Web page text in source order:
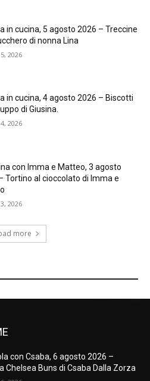
in cucina, 5 agosto 2026 – Treccine
di nonna Lina
2026
in cucina, 4 agosto 2026 – Biscotti
di Giusina.
2026
con Imma e Matteo, 3 agosto
Tortino al cioccolato di Imma e
2026
more
con Csaba, 6 agosto 2026 –
Chelsea Buns di Csaba Dalla Zorza